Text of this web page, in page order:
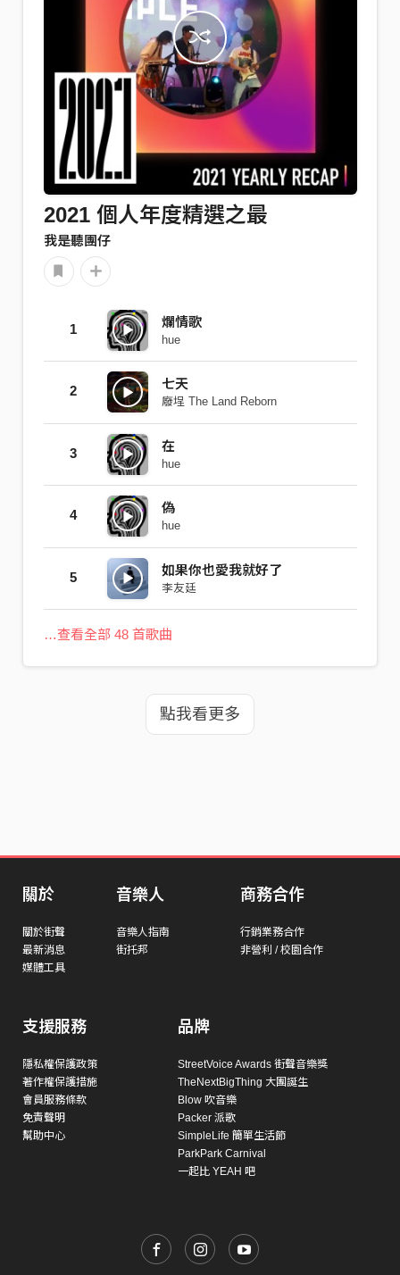
2021 個人年度精選之最
我是聽團仔
1 爛情歌
hue
2 七天
廢埕 The Land Reborn
3 在
hue
4 偽
hue
5 如果你也愛我就好了
李友廷
…查看全部 48 首歌曲
點我看更多
關於
關於街聲
最新消息
媒體工具
音樂人
音樂人指南
街托邦
商務合作
行銷業務合作
非營利 / 校園合作
支援服務
隱私權保護政策
著作權保護措施
會員服務條款
免責聲明
幫助中心
品牌
StreetVoice Awards 街聲音樂獎
TheNextBigThing 大團誕生
Blow 吹音樂
Packer 派歌
SimpleLife 簡單生活節
ParkPark Carnival
一起比 YEAH 吧